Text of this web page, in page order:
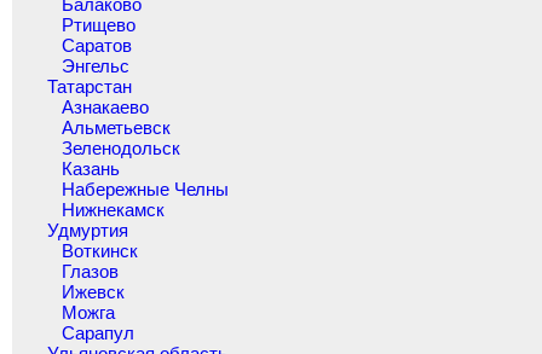
Балаково
Ртищево
Саратов
Энгельс
Татарстан
Азнакаево
Альметьевск
Зеленодольск
Казань
Набережные Челны
Нижнекамск
Удмуртия
Воткинск
Глазов
Ижевск
Можга
Сарапул